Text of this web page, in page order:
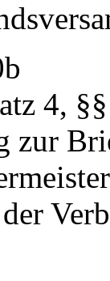
4,
zur